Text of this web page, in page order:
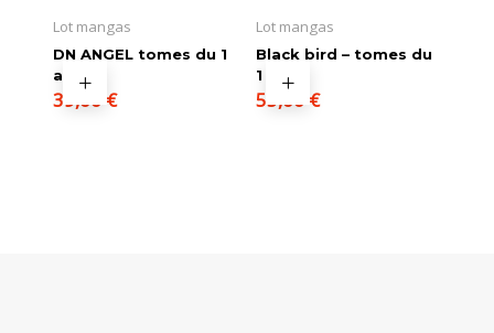
Lot mangas
DN ANGEL tomes du 1
au 11
39,00 €
Lot mangas
Black bird – tomes du
1 au 11
55,00 €